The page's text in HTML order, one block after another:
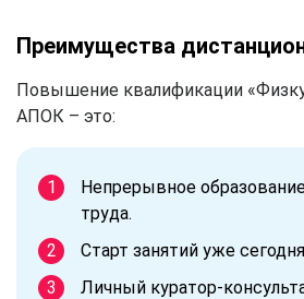
Преимущества
Повышение квалификации
АПОК – это:
Непрерывное
труда.
Старт занятий уже
Личный куратор-